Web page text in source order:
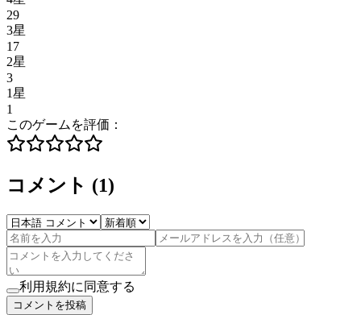
29
3星
17
2星
3
1星
1
このゲームを評価：
コメント (1)
利用規約に同意する
コメントを投稿